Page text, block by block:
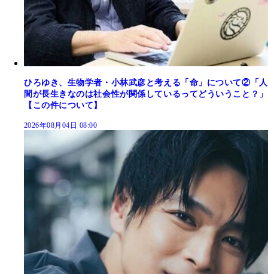
ひろゆき、生物学者・小林武彦と考える「命」について②「人
間が長生きなのは社会性が関係しているってどういうこと？」
【この件について】
2026年08月04日 08:00